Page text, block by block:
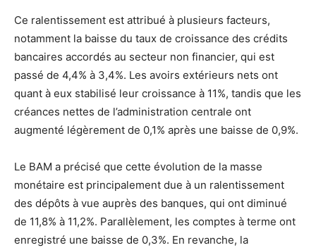
Ce ralentissement est attribué à plusieurs facteurs,
notamment la baisse du taux de croissance des crédits
bancaires accordés au secteur non financier, qui est
passé de 4,4% à 3,4%. Les avoirs extérieurs nets ont
quant à eux stabilisé leur croissance à 11%, tandis que les
créances nettes de l’administration centrale ont
augmenté légèrement de 0,1% après une baisse de 0,9%.
Le BAM a précisé que cette évolution de la masse
monétaire est principalement due à un ralentissement
des dépôts à vue auprès des banques, qui ont diminué
de 11,8% à 11,2%. Parallèlement, les comptes à terme ont
enregistré une baisse de 0,3%. En revanche, la